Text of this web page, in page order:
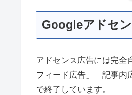
Googleアドセ
アドセンス広告には完全
フィード広告」「記事内
で終了しています。